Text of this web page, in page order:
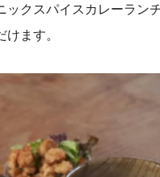
クスパイスカレーラン
ます。